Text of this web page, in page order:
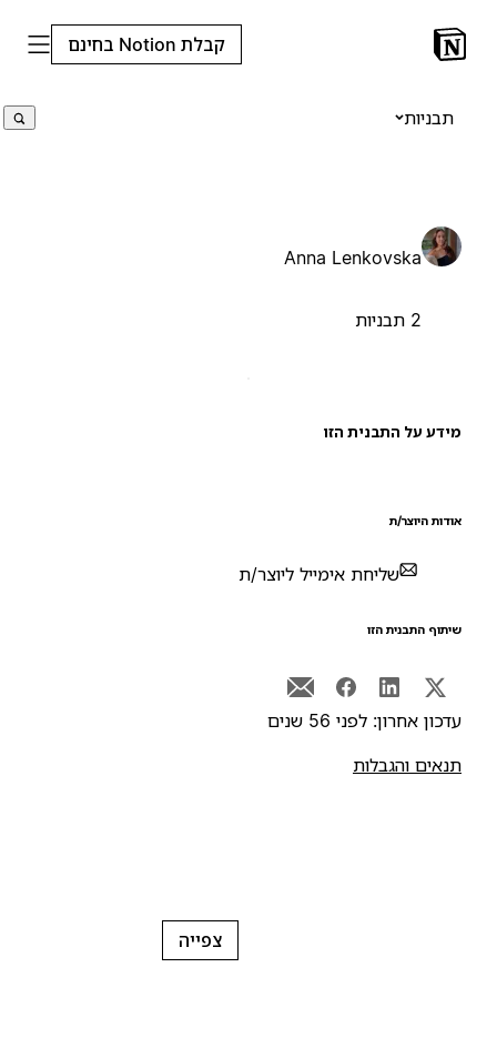
קבלת Notion בחינם
תבניות
Anna Lenkovska
על התבנית הזו
היוצר/ת
שליחת אימייל ליוצר/ת
התבנית הזו
אחרון: לפני 56 שנים
והגבלות
צפייה